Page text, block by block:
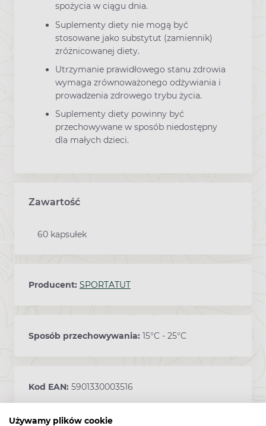
Używamy plików cookie
spożycia w ciągu dnia.
Suplementy diety nie mogą być
stosowane jako substytut (zamiennik)
zróżnicowanej diety.
Utrzymanie prawidłowego stanu zdrowia
wymaga zrównoważonego odżywiania i
prowadzenia zdrowego trybu życia.
Suplementy diety powinny być
przechowywane w sposób niedostępny
dla małych dzieci.
Zawartość
60 kapsułek
Producent: SPORTATUT
Sposób przechowywania: 15°C - 25°C
Kod EAN: 5901330003516